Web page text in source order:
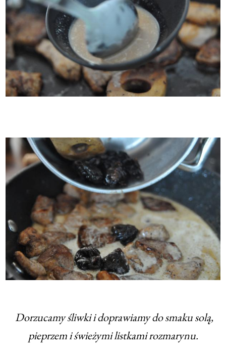
Dorzucamy śliwki i doprawiamy do smaku solą,
pieprzem i świeżymi listkami rozmarynu.